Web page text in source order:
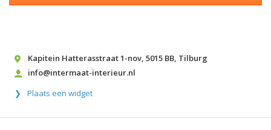
Kapitein Hatterasstraat 1-nov, 5015 BB, Tilburg
info@intermaat-interieur.nl
Plaats een widget